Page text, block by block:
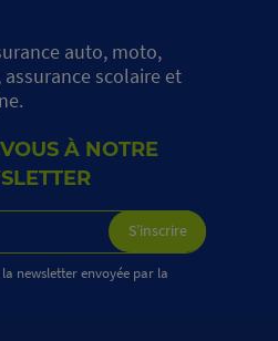
auto, moto,
scolaire et
À NOTRE
newsletter envoyée par la